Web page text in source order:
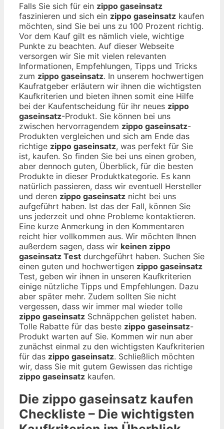
Falls Sie sich für ein zippo gaseinsatz
faszinieren und sich ein zippo gaseinsatz kaufen
möchten, sind Sie bei uns zu 100 Prozent richtig.
Vor dem Kauf gilt es nämlich viele, wichtige
Punkte zu beachten. Auf dieser Webseite
versorgen wir Sie mit vielen relevanten
Informationen, Empfehlungen, Tipps und Tricks
zum zippo gaseinsatz. In unserem hochwertigen
Kaufratgeber erläutern wir ihnen die wichtigsten
Kaufkriterien und bieten ihnen somit eine Hilfe
bei der Kaufentscheidung für ihr neues zippo
gaseinsatz-Produkt. Sie können bei uns
zwischen hervorragendem zippo gaseinsatz-
Produkten vergleichen und sich am Ende das
richtige zippo gaseinsatz, was perfekt für Sie
ist, kaufen. So finden Sie bei uns einen groben,
aber dennoch guten, Überblick, für die besten
Produkte in dieser Produktkategorie. Es kann
natürlich passieren, dass wir eventuell Hersteller
und deren zippo gaseinsatz nicht bei uns
aufgeführt haben. Ist das der Fall, können Sie
uns jederzeit und ohne Probleme kontaktieren.
Eine kurze Anmerkung in den Kommentaren
reicht hier vollkommen aus. Wir möchten Ihnen
außerdem sagen, dass wir keinen zippo
gaseinsatz Test durchgeführt haben. Suchen Sie
einen guten und hochwertigen zippo gaseinsatz
Test, geben wir ihnen in unseren Kaufkriterien
einige nützliche Tipps und Empfehlungen. Dazu
aber später mehr. Zudem sollten Sie nicht
vergessen, dass wir immer mal wieder tolle
zippo gaseinsatz Schnäppchen gelistet haben.
Tolle Rabatte für das beste zippo gaseinsatz-
Produkt warten auf Sie. Kommen wir nun aber
zunächst einmal zu den wichtigsten Kaufkriterien
für das zippo gaseinsatz. Schließlich möchten
wir, dass Sie mit gutem Gewissen das richtige
zippo gaseinsatz kaufen.
Die zippo gaseinsatz kaufen
Checkliste – Die wichtigsten